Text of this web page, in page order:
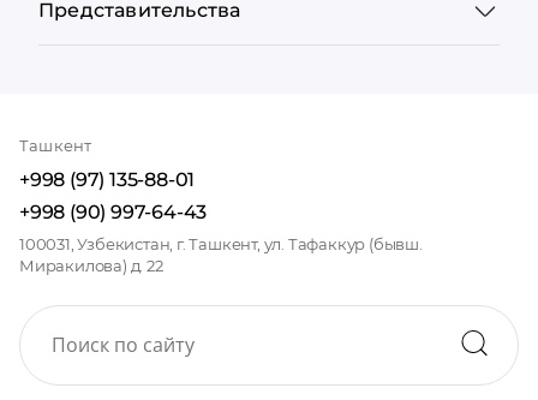
Представительства
Ташкент
+998 (97) 135-88-01
+998 (90) 997-64-43
100031, Узбекистан, г. Ташкент, ул. Тафаккур (бывш.
Миракилова) д. 22